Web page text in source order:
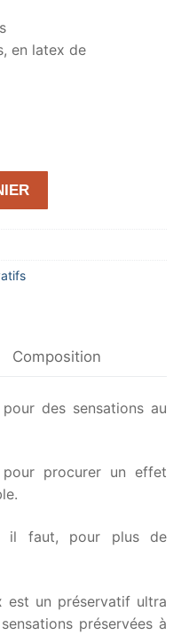
en latex de
Composition
des sensations au
procurer un effet
il faut, pour plus de
est un préservatif ultra
préservées à